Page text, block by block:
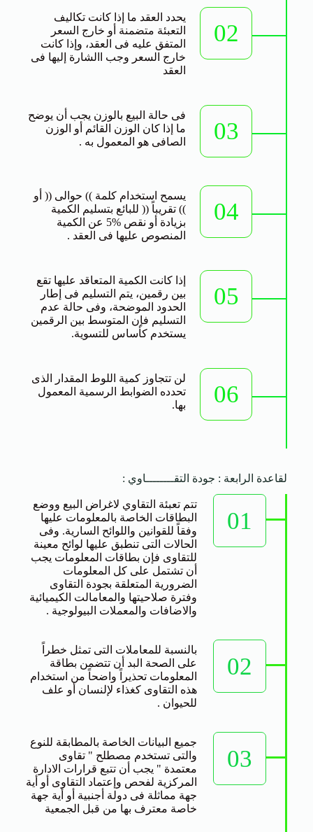
لقاعدة الرابعة : جودة التقــــــــاوي :
01
تتم تعبئة التقاوي لاغراض البيع ووضع
البطاقات الخاصة بالمعلومات عليها
وفقاً للقوانين واللوائح السارية. وفى
الحالات التى تنطبق عليها لوائح معينة
للتقاوى فإن بطاقات المعلومات يجب
أن تشتمل على كل المعلومات
الضرورية المتعلقة بجودة التقاوى
وفترة صلاحيتها والمعامالت الكيميائية
والاضافات والمعملات البيولوجية .
02
بالنسبة للمعاملات التى تمثل خطراً
على الصحة البد أن تتضمن بطاقة
المعلومات تحذيراً واضحاً من استخدام
هذه التقاوى كغذاء لإلنسان أو علف
للحيوان .
03
جميع البيانات الخاصة بالمطابقة للنوع
والتى تستخدم مصطلح " تقاوى
معتمدة " يجب أن تتبع قرارات الادارة
المركزية لفحص وإعتماد التقاوى أو أية
جهة مماثلة فى دولة أجنبية أو أية جهة
خاصة معترف بها من قبل الجمعية
02
يحدد العقد ما إذا كانت تكاليف
التعبئة متضمنة أو خارج السعر
المتفق عليه فى العقد، وإذا كانت
خارج السعر وجب االشارة إليها فى
العقد
03
فى حالة البيع بالوزن يجب أن يوضح
ما إذا كان الوزن القائم أو الوزن
الصافى هو المعمول به .
04
يسمح استخدام كلمة )) حوالى (( أو
)) تقريباً (( للبائع بتسليم الكمية
بزيادة أو نقص %5 عن الكمية
المنصوص عليها فى العقد .
05
إذا كانت الكمية المتعاقد عليها تقع
بين رقمين، يتم التسليم فى إطار
الحدود الموضحة، وفى حالة عدم
التسليم فإن المتوسط بين الرقمين
يستخدم كأساس للتسوية.
06
لن تتجاوز كمية اللوط المقدار الذى
تحدده الضوابط الرسمية المعمول
بها.